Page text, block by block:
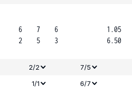
6
2
7
5
6
3
1.05
6.50
2/2
7/5
1/1
6/7